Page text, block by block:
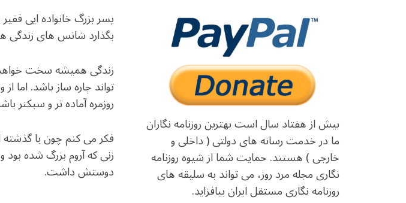
پسر بزرگ خانواده ایی
بگذارد شانس های زندگی
زندگی همیشه سخت
تواند چاره ساز باشد. اما
روزمره آماده تر و سبکتر
فکر می کنم چون با
زنی که آروم بزرگ شده
دوستش داشت.
بیش از هفتاد سال است بهترین روزنامه نگاران
ما در خدمت رسانه های دولتی ( داخلی و
خارجی ) هستند. حمایت شما از شیوه روزنامه
نگاری مجله مرد روز، می تواند به سلیقه های
روزنامه نگاری مستقل ایران بیافزاید.